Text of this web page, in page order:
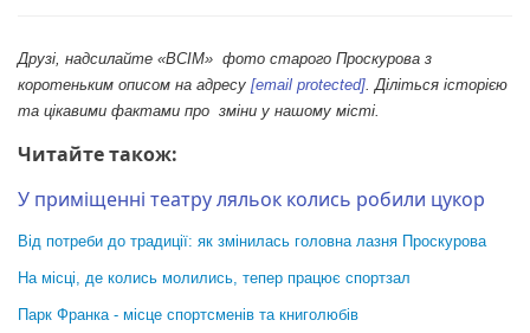
Друзі, надсилайте «ВСІМ» фото старого Проскурова з
коротеньким описом на адресу [email protected] . Діліться історією
та цікавими фактами про зміни у нашому місті.
Читайте також:
У приміщенні театру ляльок колись робили цукор
Від потреби до традиції: як змінилась головна лазня Проскурова
На місці, де колись молились, тепер працює спортзал
Парк Франка - місце спортсменів та книголюбів